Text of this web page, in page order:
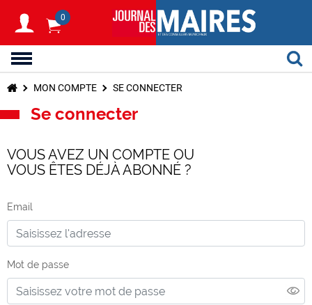
0
MON COMPTE SE CONNECTER
Se connecter
VOUS AVEZ UN COMPTE OU
VOUS ÊTES DÉJÀ ABONNÉ ?
Email
Mot de passe